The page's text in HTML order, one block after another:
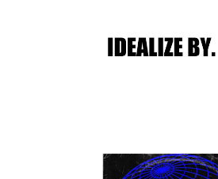
Post navigation